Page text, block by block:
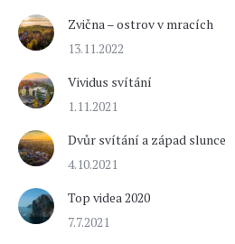
Zvična – ostrov v mracích
13.11.2022
Vividus svítání
1.11.2021
Dvůr svítání a západ slunce
4.10.2021
Top videa 2020
7.7.2021